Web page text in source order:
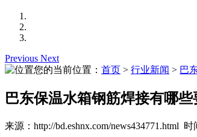
Previous Next
您的当前位置： 首页 > 行业新闻 > 巴
巴东保温水箱钢筋焊接有哪些
来源：http://bd.eshnx.com/news434771.html 时